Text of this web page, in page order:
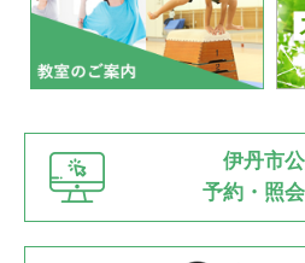
2022.07.03
市内総合体育大会が開始
緑ケ丘体育館 猪名川運動広場
2022.06.12
県知事杯争奪バレーボール大会が
緑ケ丘体育館
2022.05.05
伊丹市
予約・照